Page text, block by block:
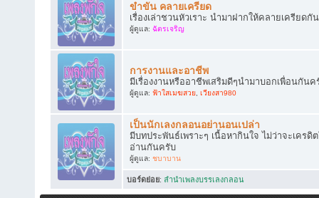
ขำขัน คลายเครียด
เรื่องเล่าชวนหัวเราะ นำมาฝากให้คลายเครียดกัน
ผู้ดูแล: ฉัตรเจริญ
การงานและอาชีพ
มีเรื่องงานหรืออาชีพเสริมดีๆนำมาบอกเพื่อนกันค
ผู้ดูแล: ฟ้าใสเมฆสวย, เวียงสา980
เป็นนักเลงกลอนอย่านอนเปล่า
มีบทประพันธ์เพราะๆ เนื้อหากินใจ ไม่ว่าจะเครดิ
อ่านกันครับ
ผู้ดูแล: ชบาบาน
บอร์ดย่อย: ลำนำเพลงบรรเลงกลอน